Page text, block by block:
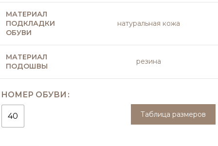
МАТЕРИАЛ
ПОДКЛАДКИ
ОБУВИ
натуральная кожа
МАТЕРИАЛ
ПОДОШВЫ
резина
НОМЕР ОБУВИ
40 Таблица размеров